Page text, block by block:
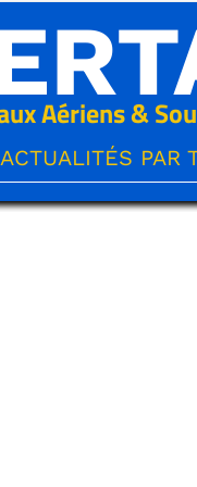
Aériens &
ACTUALITÉS PAR